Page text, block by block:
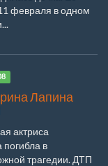
февраля в одном
Лапина
актриса
в
трагедии. ДТП